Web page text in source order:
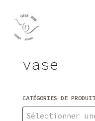
content
Debain –
vase
CATÉGORIES DE
Sélectionner